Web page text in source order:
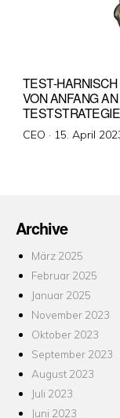
TEST-
VON ANFANG
CEO · Veröffentlicht
15. April
Archive
März 2025
Februar 2025
Januar 2025
November 2023
Oktober 2023
September 2023
August 2023
Juli 2023
Juni 2023